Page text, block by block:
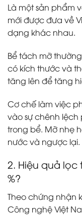
Là một sản phẩm
mới được đưa về
dạng khác nhau.
Bể tách mỡ
có kích thước và
tăng lên để tăng
Cơ chế làm việc
vào sự chênh
trong bể. Mỡ nhẹ
nước và ngược lại.
2. Hiệu quả
%?
Theo chứng nhận
Công nghệ Việt